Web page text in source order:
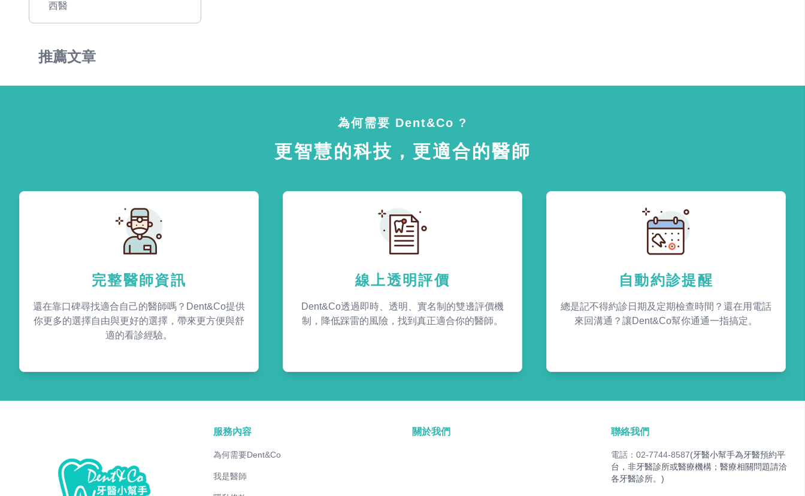
西醫
推薦文章
為何需要 Dent&Co ?
更智慧的科技，更適合的醫師
完整醫師資訊
還在靠口碑尋找適合自己的醫師嗎？Dent&Co提供
你更多的選擇自由與更好的選擇，帶來更方便與舒
適的看診經驗。
線上透明評價
Dent&Co透過即時、透明、實名制的雙邊評價機
制，降低踩雷的風險，找到真正適合你的醫師。
自動約診提醒
總是記不得約診日期及定期檢查時間？還在用電話
來回溝通？讓Dent&Co幫你通通一指搞定。
服務內容
為何需要Dent&Co
我是醫師
關於我們 聯絡我們
電話：02-7744-8587(牙醫小幫手為牙醫預約平
台，非牙醫診所或醫療機構；醫療相關問題請洽
各牙醫診所。)